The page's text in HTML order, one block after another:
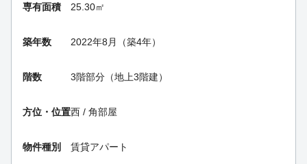
専有面積 25.30㎡
築年数 2022年8月（築4年）
階数 3階部分（地上3階建）
方位・位置西 / 角部屋
物件種別 賃貸アパート